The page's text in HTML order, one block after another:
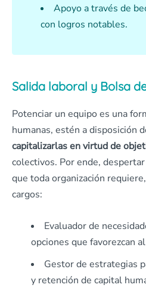
Apoyo a través de
con logros notables.
Salida laboral y Bolsa
Potenciar un equipo es una
humanas, estén a disposición
capitalizarlas en virtud de
colectivos. Por ende,
que toda organización
cargos:
Evaluador de
opciones que favorezcan
Gestor de estrategias
y retención de capital